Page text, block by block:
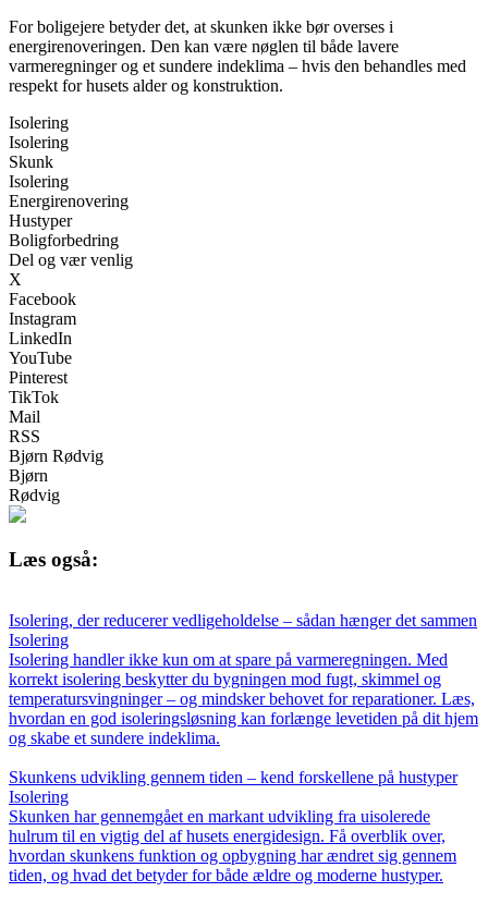
For boligejere betyder det, at skunken ikke bør overses i
energirenoveringen. Den kan være nøglen til både lavere
varmeregninger og et sundere indeklima – hvis den behandles med
respekt for husets alder og konstruktion.
Isolering
Isolering
Skunk
Isolering
Energirenovering
Hustyper
Boligforbedring
Del og vær venlig
X
Facebook
Instagram
LinkedIn
YouTube
Pinterest
TikTok
Mail
RSS
Bjørn Rødvig
Bjørn
Rødvig
Læs også:
Isolering, der reducerer vedligeholdelse – sådan hænger det sammen
Isolering
Isolering handler ikke kun om at spare på varmeregningen. Med
korrekt isolering beskytter du bygningen mod fugt, skimmel og
temperatursvingninger – og mindsker behovet for reparationer. Læs,
hvordan en god isoleringsløsning kan forlænge levetiden på dit hjem
og skabe et sundere indeklima.
Skunkens udvikling gennem tiden – kend forskellene på hustyper
Isolering
Skunken har gennemgået en markant udvikling fra uisolerede
hulrum til en vigtig del af husets energidesign. Få overblik over,
hvordan skunkens funktion og opbygning har ændret sig gennem
tiden, og hvad det betyder for både ældre og moderne hustyper.